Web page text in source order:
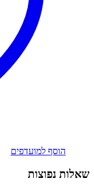
הוסף למועדפים
שאלות נפוצות